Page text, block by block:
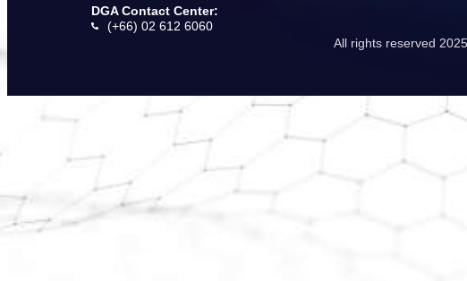
DGA Contact Center:
(+66) 02 612 6060
All rights reserved